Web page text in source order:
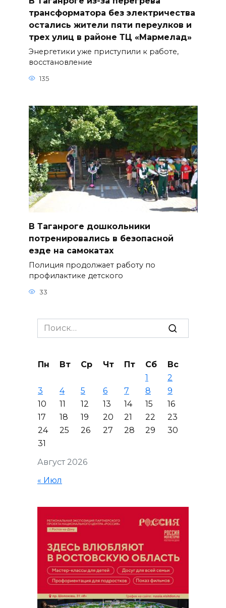
трансформатора без электричества
остались жители пяти переулков и
трех улиц в районе ТЦ «Мармелад»
Энергетики уже приступили к работе,
восстановление
135
В Таганроге дошкольники
потренировались в безопасной
езде на самокатах
Полиция продолжает работу по
профилактике детского
33
Search
for:
Август 2026
Пн Вт Ср Чт Пт Сб
Вс
1
2
3
4 5 6 7 8
9
10
11 12 13 14 15
16
17
18 19 20 21 22
23
24
25 26 27 28 29
30
31
« Июл